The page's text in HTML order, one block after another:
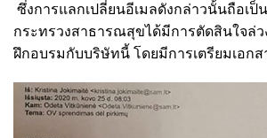
ซึ่งการแลกเปลี่ยนอีเมลดังกล่าวนั้นถือเป็
กระทรวงสาธารณสุขได้มีการตัดสินใจล่
ฝึกอบรมกับบริษัทนี้ โดยมีการเตรียมเอกส